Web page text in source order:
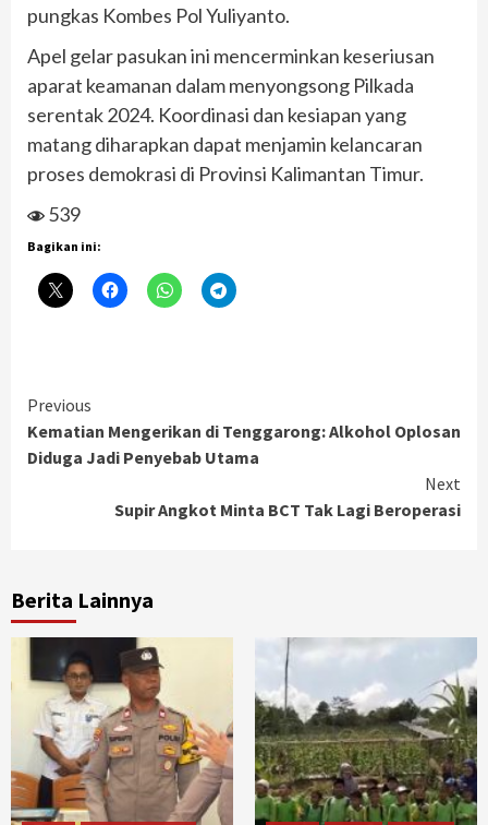
pungkas Kombes Pol Yuliyanto.
Apel gelar pasukan ini mencerminkan keseriusan
aparat keamanan dalam menyongsong Pilkada
serentak 2024. Koordinasi dan kesiapan yang
matang diharapkan dapat menjamin kelancaran
proses demokrasi di Provinsi Kalimantan Timur.
539
Bagikan ini:
Continue
Reading
Previous
Kematian Mengerikan di Tenggarong: Alkohol Oplosan
Diduga Jadi Penyebab Utama
Next
Supir Angkot Minta BCT Tak Lagi Beroperasi
Berita Lainnya